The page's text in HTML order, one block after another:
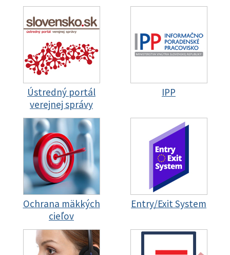
Ústredný portál
verejnej správy
IPP
Ochrana mäkkých
cieľov
Entry/Exit System